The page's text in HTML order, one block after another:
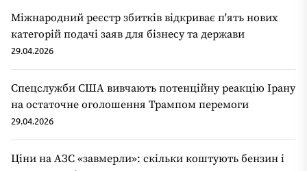
Міжнародний реєстр збитків відкриває п'ять нових
категорій подачі заяв для бізнесу та держави
29.04.2026
Спецслужби США вивчають потенційну реакцію Ірану
на остаточне оголошення Трампом перемоги
29.04.2026
Ціни на АЗС «завмерли»: скільки коштують бензин і